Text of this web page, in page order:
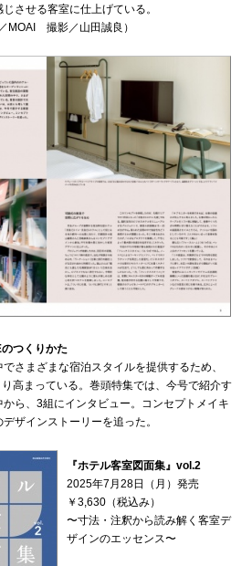
させる客室に仕上げている。
MOAI 撮影／山田誠良）
つくりかた
さまざまな宿泊スタイルを提供するため、
高まっている。巻頭特集では、今号で紹介す
ら、3組にインタビュー。コンセプトメイキ
ザインストーリーを追った。
『ホテル客室図面集』vol.2
2025年7月28日（月）発売
￥3,630（税込み）
〜寸法・注釈から読み解く客室デ
ザインのエッセンス〜